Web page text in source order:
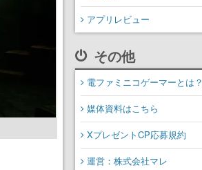
アプリレビュー
その他
電ファミニコゲーマーとは？
媒体資料はこちら
XプレゼントCP応募規約
運営：株式会社マレ